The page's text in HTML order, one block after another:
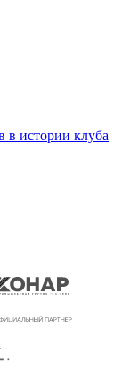
в истории клуба